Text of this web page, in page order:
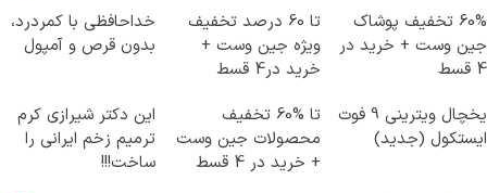
60% تخفیف پوشاک
جین وست + خرید در
4 قسط
تا 60 درصد تخفیف
ویژه جین وست +
خرید در4 قسط
خداحافظی با کمردرد،
بدون قرص و آمپول
یخچال ویترینی 9 فوت
ایستکول (جدید)
تا %60 تخفیف
محصولات جین وست
+ خرید در 4 قسط
این دکتر شیرازی کرم
ترمیم زخم ایرانی را
ساخت!!!